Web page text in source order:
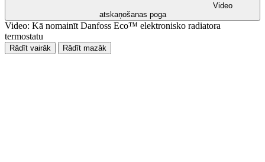
Video
atskaņošanas poga
Video: Kā nomainīt Danfoss Eco™ elektronisko radiatora
termostatu
Rādīt vairāk Rādīt mazāk